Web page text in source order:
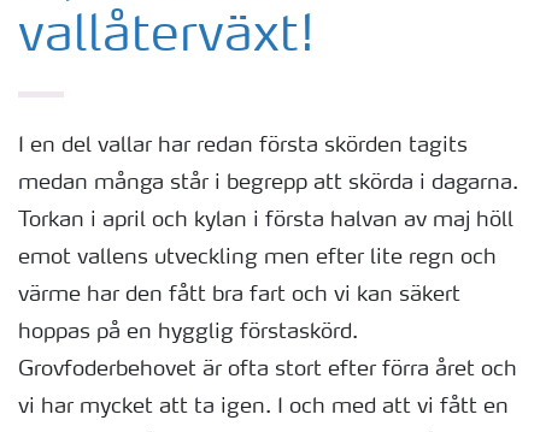
vallåterväxt!
I en del vallar har redan första skörden tagits
medan många står i begrepp att skörda i dagarna.
Torkan i april och kylan i första halvan av maj höll
emot vallens utveckling men efter lite regn och
värme har den fått bra fart och vi kan säkert
hoppas på en hygglig förstaskörd.
Grovfoderbehovet är ofta stort efter förra året och
vi har mycket att ta igen. I och med att vi fått en